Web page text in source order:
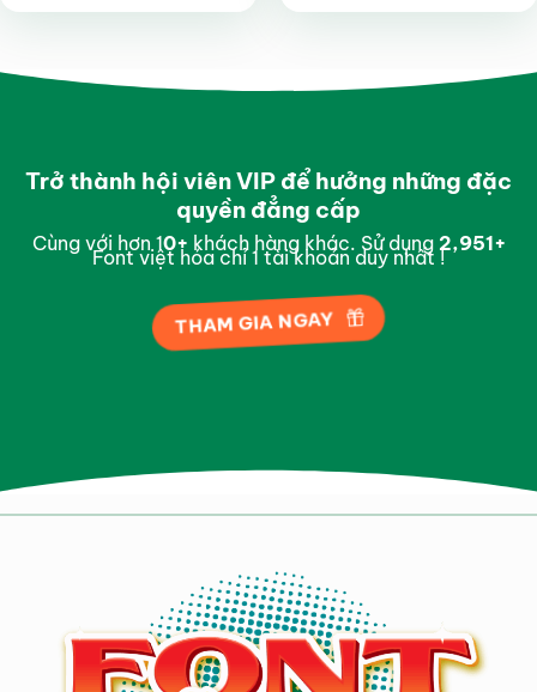
hạng4.75
hạng4.85
Trở thành hội viên VIP để hưởng những đặc
quyền đẳng cấp
Cùng với hơn 10+khách hàng khác. Sử dụng 2,998+
Font việt hóa chỉ 1 tài khoản duy nhất !
THAM GIA NGAY